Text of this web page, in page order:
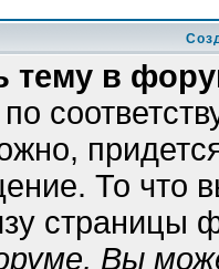
тему в
То что
страницы
Вы